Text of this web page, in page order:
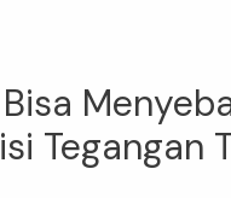
Tegangan